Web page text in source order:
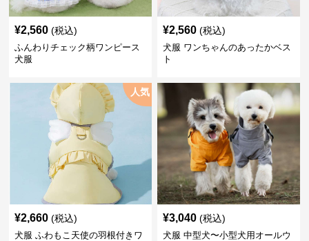
¥2,560 (税込)
ふんわりチェック柄ワンピース
犬服
¥2,560 (税込)
犬服 ワンちゃんのあったかベス
ト
人気
¥2,660 (税込)
犬服 ふわもこ天使の羽根付きワ
¥3,040 (税込)
犬服 中型犬〜小型犬用オールウ